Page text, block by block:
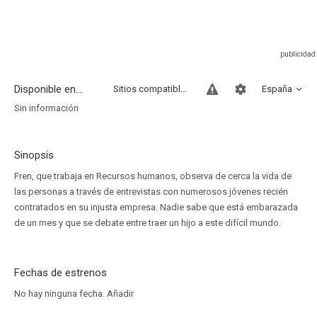
Disponible en... España
Sitios compatibles
Sin información
Sinopsis
Fren, que trabaja en Recursos humanos, observa de cerca la vida de
las personas a través de entrevistas con numerosos jóvenes recién
contratados en su injusta empresa. Nadie sabe que está embarazada
de un mes y que se debate entre traer un hijo a este difícil mundo.
Fechas de estrenos
No hay ninguna fecha. Añadir